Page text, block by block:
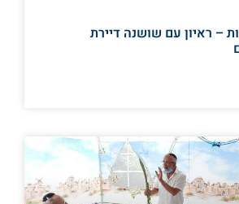
– ראיון עם שושנה דיירת